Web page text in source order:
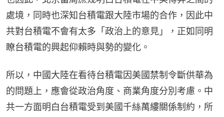
處境，同時也深知台積電跟大陸市場的合作，因此中
共對台積電不會有太多「政治上的意見」，正如同明
瞭台積電的興起仰賴時與勢的變化。
所以，中國大陸在看待台積電因美國禁制令斷供華為
的問題上，應會從政治角度、商業角度分別考慮。中
共一方面明白台積電受到美國千絲萬縷關係制約，所